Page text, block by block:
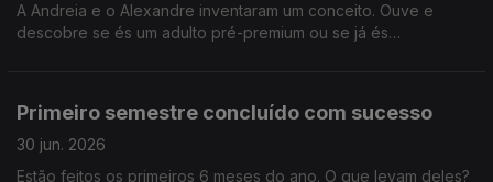
A Andreia e o Alexandre inventaram um conceito. Ouve e
descobre se és um adulto pré-premium ou se já és
Primeiro semestre concluído com sucesso
30 jun. 2026
Estão feitos os primeiros 6 meses do ano. O que levam deles?